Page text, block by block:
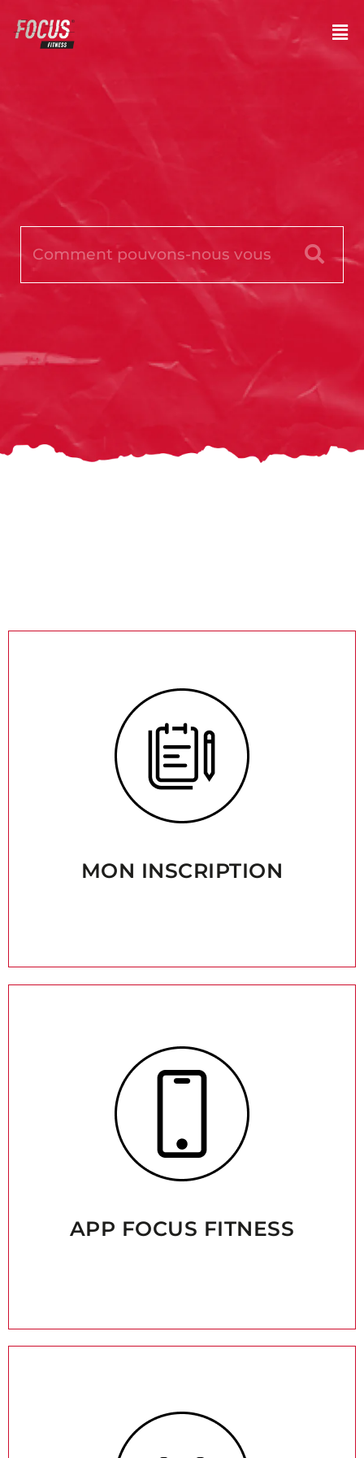
MON INSCRIPTION
APP FOCUS FITNESS